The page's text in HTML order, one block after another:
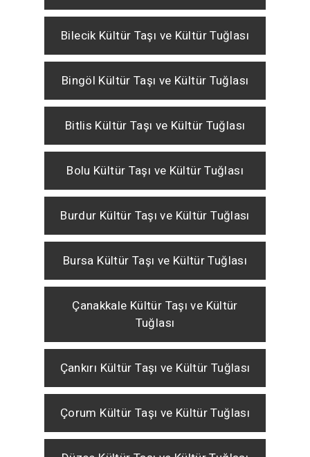
Bilecik Kültür Taşı ve Kültür Tuğlası
Bingöl Kültür Taşı ve Kültür Tuğlası
Bitlis Kültür Taşı ve Kültür Tuğlası
Bolu Kültür Taşı ve Kültür Tuğlası
Burdur Kültür Taşı ve Kültür Tuğlası
Bursa Kültür Taşı ve Kültür Tuğlası
Çanakkale Kültür Taşı ve Kültür
Tuğlası
Çankırı Kültür Taşı ve Kültür Tuğlası
Çorum Kültür Taşı ve Kültür Tuğlası